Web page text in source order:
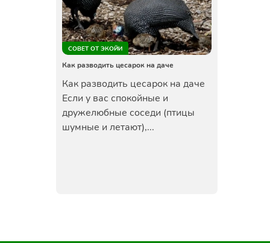
СОВЕТ ОТ ЭКОЙИ
Как разводить цесарок на даче
Как разводить цесарок на даче
Если у вас спокойные и
дружелюбные соседи (птицы
шумные и летают),...